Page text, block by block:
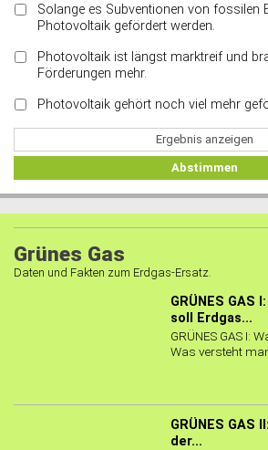
Solange es Subventionen von fossilen
Photovoltaik gefördert werden.
Photovoltaik ist längst marktreif und
Förderungen mehr.
Photovoltaik gehört noch viel mehr
Ergebnis anzeigen
Abstimmen
Grünes Gas
Daten und Fakten zum Erdgas-Ersatz.
GRÜNES GAS
soll Erdgas...
GRÜNES GAS I:
Was versteht man
GRÜNES GAS
der...